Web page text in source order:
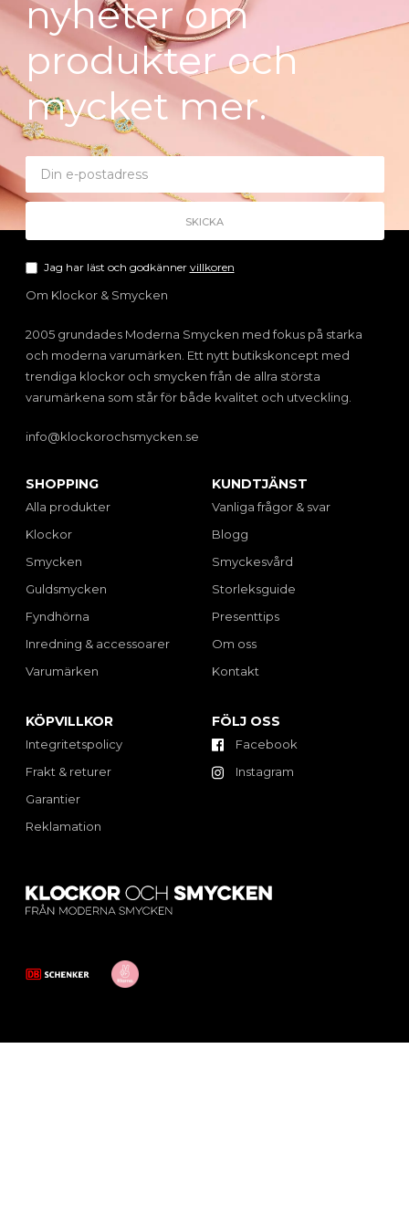
nyheter om
produkter och
mycket mer.
Jag har läst och godkänner villkoren
Om Klockor & Smycken
2005 grundades Moderna Smycken med fokus på starka
och moderna varumärken. Ett nytt butikskoncept med
trendiga klockor och smycken från de allra största
varumärkena som står för både kvalitet och utveckling.
info@klockorochsmycken.se
SHOPPING
Alla produkter
Klockor
Smycken
Guldsmycken
Fyndhörna
Inredning & accessoarer
Varumärken
KUNDTJÄNST
Vanliga frågor & svar
Blogg
Smyckesvård
Storleksguide
Presenttips
Om oss
Kontakt
KÖPVILLKOR
Integritetspolicy
Frakt & returer
Garantier
Reklamation
FÖLJ OSS
Facebook
Instagram